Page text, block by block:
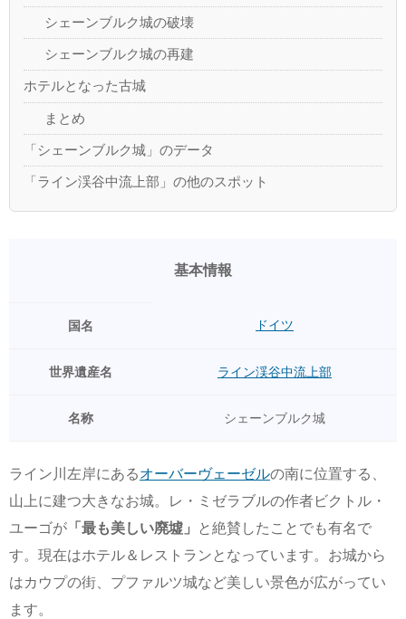
シェーンブルク城の破壊
シェーンブルク城の再建
ホテルとなった古城
まとめ
「シェーンブルク城」のデータ
「ライン渓谷中流上部」の他のスポット
基本情報
国名 ドイツ
世界遺産名 ライン渓谷中流上部
名称 シェーンブルク城
ライン川左岸にあるオーバーヴェーゼルの南に位置する、
山上に建つ大きなお城。レ・ミゼラブルの作者ビクトル・
ユーゴが 「最も美しい廃墟」
と絶賛したことでも有名で
す。現在はホテル＆レストランとなっています。お城から
はカウプの街、プファルツ城など美しい景色が広がってい
ます。